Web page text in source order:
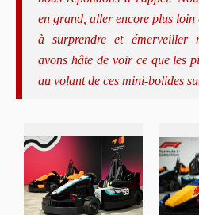
en grand, aller encore plus loin
à surprendre et émerveiller
avons hâte de voir ce que les
au volant de ces mini-bolides